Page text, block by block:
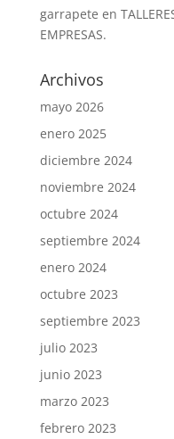
garrapete en
EMPRESAS.
Archivos
mayo 2026
enero 2025
diciembre 2024
noviembre 2024
octubre 2024
septiembre 2024
enero 2024
octubre 2023
septiembre 2023
julio 2023
junio 2023
marzo 2023
febrero 2023